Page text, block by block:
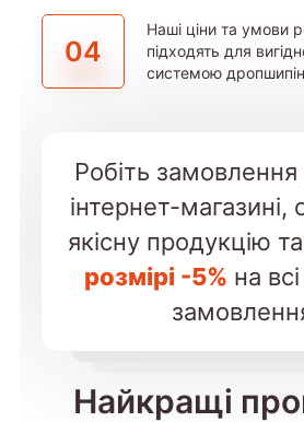
04
Наші ціни та умови
підходять для
системою
Робіть
інтернет-магазині,
якісну продукцію та
розмірі -5% на
Найкращі